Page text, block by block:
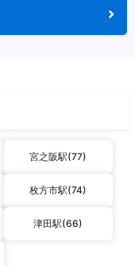
宮之阪駅(77)
枚方市駅(74)
津田駅(66)